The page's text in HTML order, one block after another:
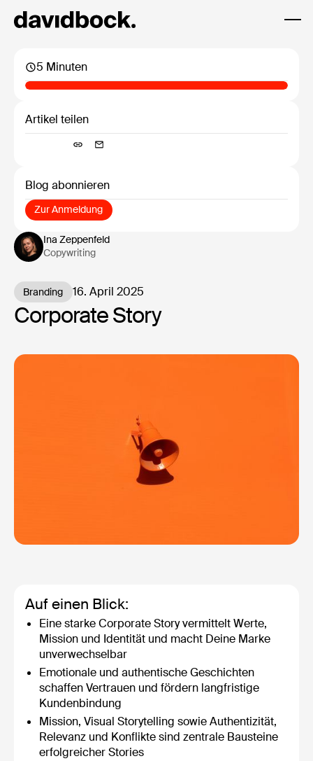
5 Minuten
Artikel teilen
Blog abonnieren
Zur Anmeldung
Zur Anmeldung
Ina Zeppenfeld
Copywriting
Branding 16. April 2025
Corporate Story
Auf einen Blick:
Eine starke Corporate Story vermittelt Werte,
Mission und Identität und macht Deine Marke
unverwechselbar
Emotionale und authentische Geschichten
schaffen Vertrauen und fördern langfristige
Kundenbindung
Mission, Visual Storytelling sowie Authentizität,
Relevanz und Konflikte sind zentrale Bausteine
erfolgreicher Stories